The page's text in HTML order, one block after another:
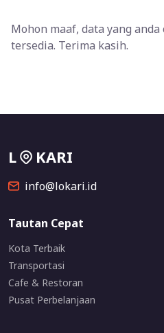
Mohon maaf, data yang
tersedia. Terima kasih.
L KARI
info@lokari.id
Tautan Cepat
Kota Terbaik
Transportasi
Cafe & Restoran
Pusat Perbelanjaan